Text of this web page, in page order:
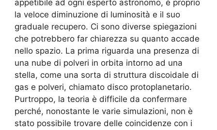
appetibile ad ogni esperto astronomo, è proprio
la veloce diminuzione di luminosità e il suo
graduale recupero. Ci sono diverse spiegazioni
che potrebbero far chiarezza su quanto accade
nello spazio. La prima riguarda una presenza di
una nube di polveri in orbita intorno ad una
stella, come una sorta di struttura discoidale di
gas e polveri, chiamato disco protoplanetario.
Purtroppo, la teoria è difficile da confermare
perché, nonostante le varie simulazioni, non è
stato possibile trovare delle coincidenze con i